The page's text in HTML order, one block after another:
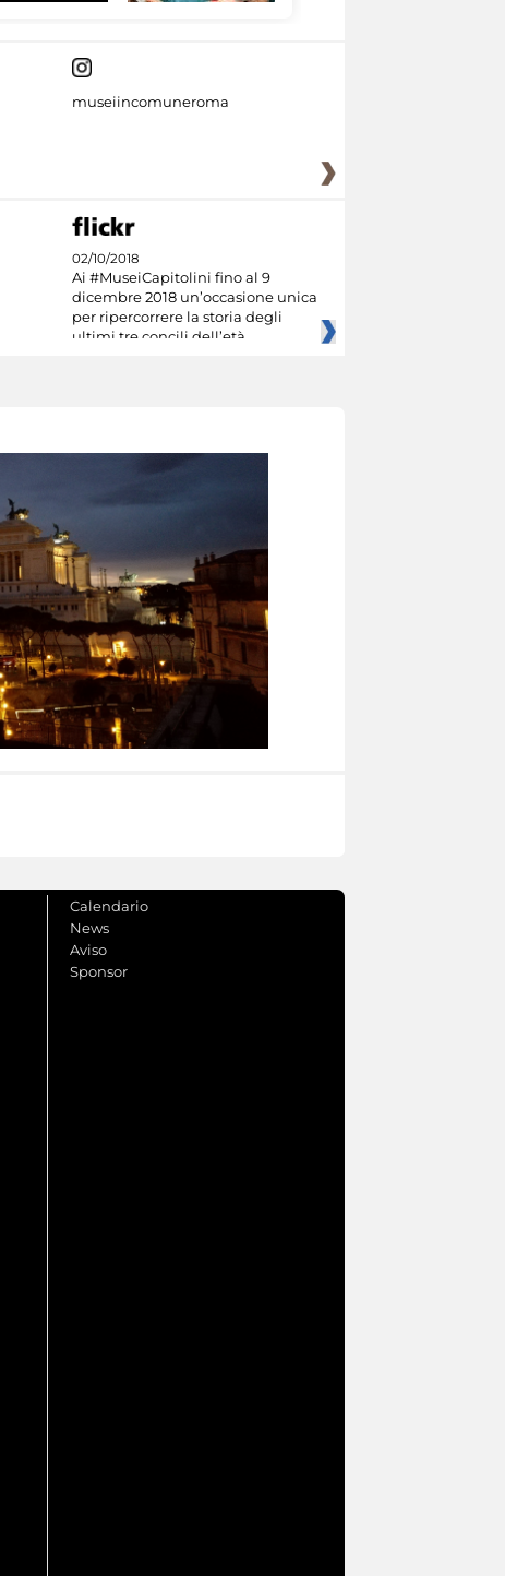
museiincomuneroma
02/10/2018
Ai #MuseiCapitolini fino al 9
dicembre 2018 un’occasione unica
per ripercorrere la storia degli
ultimi tre concili dell’età
Calendario
News
Aviso
Sponsor